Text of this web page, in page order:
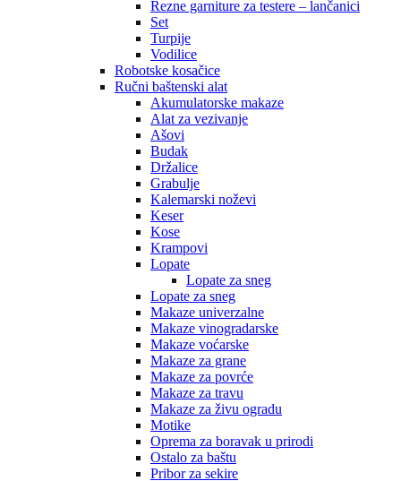
Rezne garniture za testere – lančanici
Set
Turpije
Vodilice
Robotske kosačice
Ručni baštenski alat
Akumulatorske makaze
Alat za vezivanje
Ašovi
Budak
Držalice
Grabulje
Kalemarski noževi
Keser
Kose
Krampovi
Lopate
Lopate za sneg
Lopate za sneg
Makaze univerzalne
Makaze vinogradarske
Makaze voćarske
Makaze za grane
Makaze za povrće
Makaze za travu
Makaze za živu ogradu
Motike
Oprema za boravak u prirodi
Ostalo za baštu
Pribor za sekire